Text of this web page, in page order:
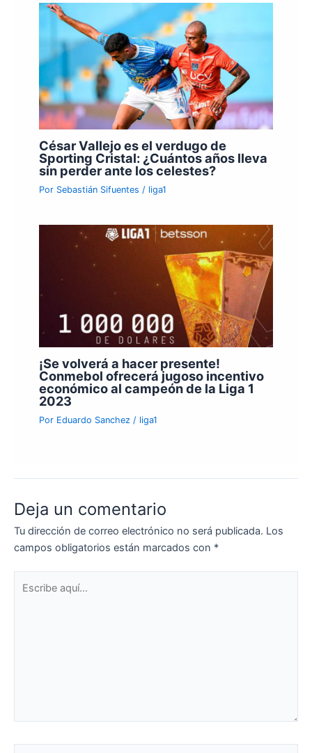
César Vallejo es el verdugo de
Sporting Cristal: ¿Cuántos años lleva
sin perder ante los celestes?
Por Sebastián Sifuentes/ liga1
¡Se volverá a hacer presente!
Conmebol ofrecerá jugoso incentivo
económico al campeón de la Liga 1
2023
Por Eduardo Sanchez/ liga1
Deja un comentario
Tu dirección de correo electrónico no será publicada. Los
campos obligatorios están marcados con *
aquí...